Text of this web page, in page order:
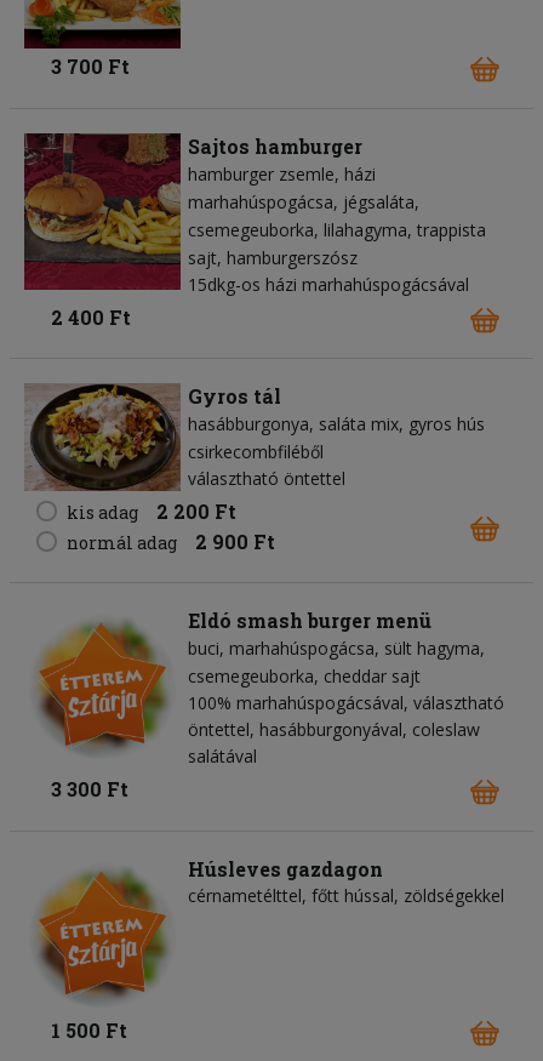
3 700 Ft
Sajtos hamburger
hamburger zsemle házi
marhahúspogácsa jégsaláta
csemegeuborka lilahagyma trappista
sajt hamburgerszósz
15dkg-os házi marhahúspogácsával
2 400 Ft
Gyros tál
hasábburgonya saláta mix gyros hús
csirkecombfiléből
választható öntettel
kis adag
2 200 Ft
normál adag 2 900 Ft
Eldó smash burger menü
buci marhahúspogácsa sült hagyma
csemegeuborka cheddar sajt
100% marhahúspogácsával, választható
öntettel, hasábburgonyával, coleslaw
salátával
3 300 Ft
Húsleves gazdagon
cérnametélttel, főtt hússal, zöldségekkel
1 500 Ft